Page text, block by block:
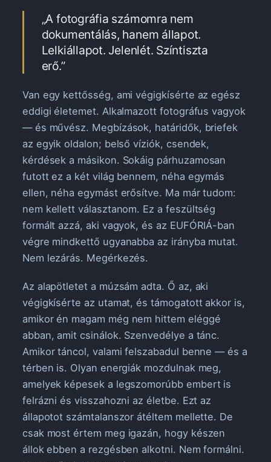
„A fotográfia számomra nem
dokumentálás, hanem állapot.
Lelkiállapot. Jelenlét. Színtiszta
erő.”
Van egy kettősség, ami végigkísérte az egész
eddigi életemet. Alkalmazott fotográfus vagyok
— és művész. Megbízások, határidők, briefek
az egyik oldalon; belső víziók, csendek,
kérdések a másikon. Sokáig párhuzamosan
futott ez a két világ bennem, néha egymás
ellen, néha egymást erősítve. Ma már tudom:
nem kellett választanom. Ez a feszültség
formált azzá, aki vagyok, és az EUFÓRIÁ-ban
végre mindkettő ugyanabba az irányba mutat.
Nem lezárás. Megérkezés.
Az alapötletet a múzsám adta. Ő az, aki
végigkísérte az utamat, és támogatott akkor is,
amikor én magam még nem hittem eléggé
abban, amit csinálok. Szenvedélye a tánc.
Amikor táncol, valami felszabadul benne — és a
térben is. Olyan energiák mozdulnak meg,
amelyek képesek a legszomorúbb embert is
felrázni és visszahozni az életbe. Ezt az
állapotot számtalanszor átéltem mellette. De
csak most értem meg igazán, hogy készen
állok ebben a rezgésben alkotni. Nem formálni.